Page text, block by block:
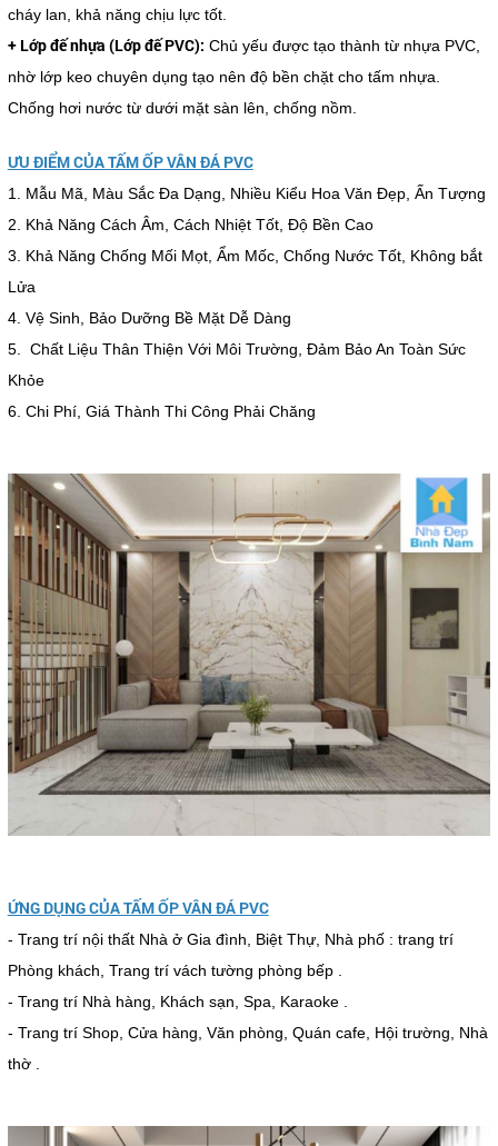
cháy lan, khả năng chịu lực tốt.
+ Lớp đế nhựa (Lớp đế PVC): Chủ yếu được tạo thành từ nhựa PVC,
nhờ lớp keo chuyên dụng tạo nên độ bền chặt cho tấm nhựa.
Chống hơi nước từ dưới mặt sàn lên, chống nồm.
ƯU ĐIỂM CỦA TẤM ỐP VÂN ĐÁ PVC
1. Mẫu Mã, Màu Sắc Đa Dạng, Nhiều Kiểu Hoa Văn Đẹp, Ấn Tượng
2. Khả Năng Cách Âm, Cách Nhiệt Tốt, Độ Bền Cao
3. Khả Năng Chống Mối Mọt, Ẩm Mốc, Chống Nước Tốt, Không bắt
Lửa
4. Vệ Sinh, Bảo Dưỡng Bề Mặt Dễ Dàng
5. Chất Liệu Thân Thiện Với Môi Trường, Đảm Bảo An Toàn Sức
Khỏe
6. Chi Phí, Giá Thành Thi Công Phải Chăng
ỨNG DỤNG CỦA TẤM ỐP VÂN ĐÁ PVC
- Trang trí nội thất Nhà ở Gia đình, Biệt Thự, Nhà phố : trang trí
Phòng khách, Trang trí vách tường phòng bếp .
- Trang trí Nhà hàng, Khách sạn, Spa, Karaoke .
- Trang trí Shop, Cửa hàng, Văn phòng, Quán cafe, Hội trường, Nhà
thờ .